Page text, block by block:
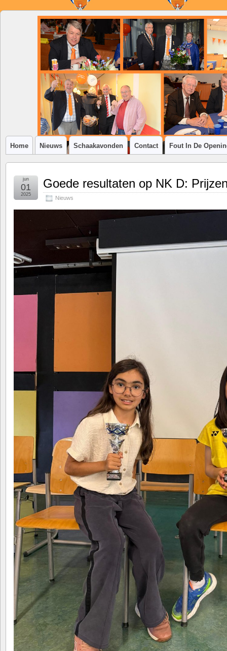
SSV
Klim-
Home Nieuws Schaakavonden Contact Fout In De
Goede resultaten op NK D:
Nieuws
jun
01
2025